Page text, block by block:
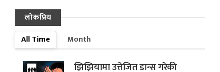
लोकप्रिय
All Time
Month
झिझियामा उत्तेजित डान्स गरेकी